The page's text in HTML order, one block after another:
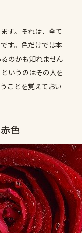
す。それは、全て
す。色だけでは本
のかも知れません
いうのはその人を
ことを覚えておい
色